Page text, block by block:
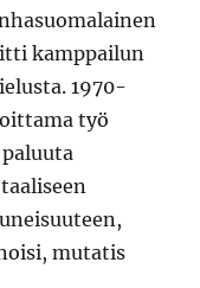
kamppailun
1970-
työ
mutatis